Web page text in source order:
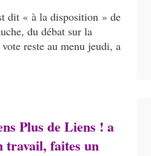
dit « à la disposition » de
du débat sur la
reste au menu jeudi, a
Plus de Liens ! a
travail, faites un